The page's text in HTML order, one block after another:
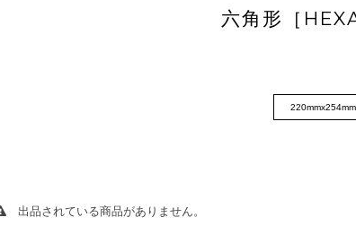
六角形［
220mmx254mm
出品されている商品がありません。